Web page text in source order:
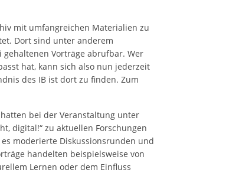
mit umfangreichen Materialien zu
Dort sind unter anderem
Vorträge abrufbar. Wer
hat, kann sich also nun jederzeit
des IB ist dort zu finden. Zum
bei der Veranstaltung unter
digital!“ zu aktuellen Forschungen
moderierte Diskussionsrunden und
handelten beispielsweise von
Lernen oder dem Einfluss